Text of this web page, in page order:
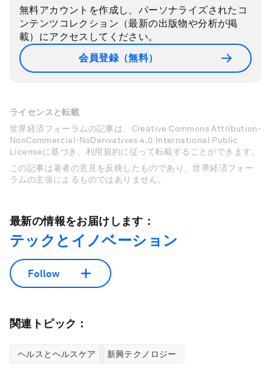
無料アカウントを作成し、パーソナライズされたコ
ンテンツコレクション（最新の出版物や分析が掲
載）にアクセスしてください。
会員登録（無料）
ライセンスと転載
世界経済フォーラムの記事は、Creative Commons Attribution-
NonCommercial-NoDerivatives 4.0 International Public
Licenseに基づき、利用規約に従って転載することができます。
この記事は著者の意見を反映したものであり、世界経済フォー
ラムの主張によるものではありません。
最新の情報をお届けします：
テックとイノベーション
Follow
関連トピック：
ヘルスとヘルスケア 新興テクノロジー